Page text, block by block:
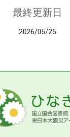
最終更新日
2026/05/25